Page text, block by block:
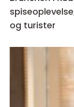
og turister